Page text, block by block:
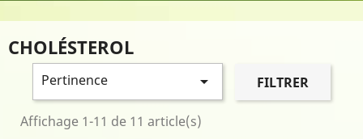
CHOLÉSTEROL
Pertinence  FILTRER
Affichage 1-11 de 11 article(s)